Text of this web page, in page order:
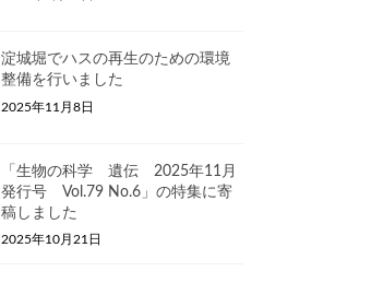
淀城堀でハスの再生のための環境
整備を行いました
2025年11月8日
「生物の科学 遺伝 2025年11月
発行号 Vol.79 No.6」の特集に寄
稿しました
2025年10月21日